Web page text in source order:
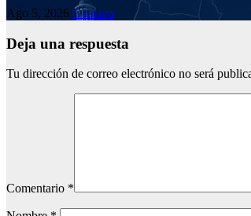
Ago 5, 2026 Gustavo
Deja una respuesta
Tu dirección de correo electrónico no será
Comentario *